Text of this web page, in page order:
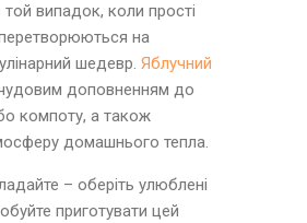
випадок, коли прості
перетворюються на
шедевр. Яблучний
доповненням до
компоту, а також
домашнього тепла.
– оберіть улюблені
приготувати цей